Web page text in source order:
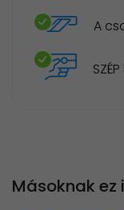
A
Másoknak